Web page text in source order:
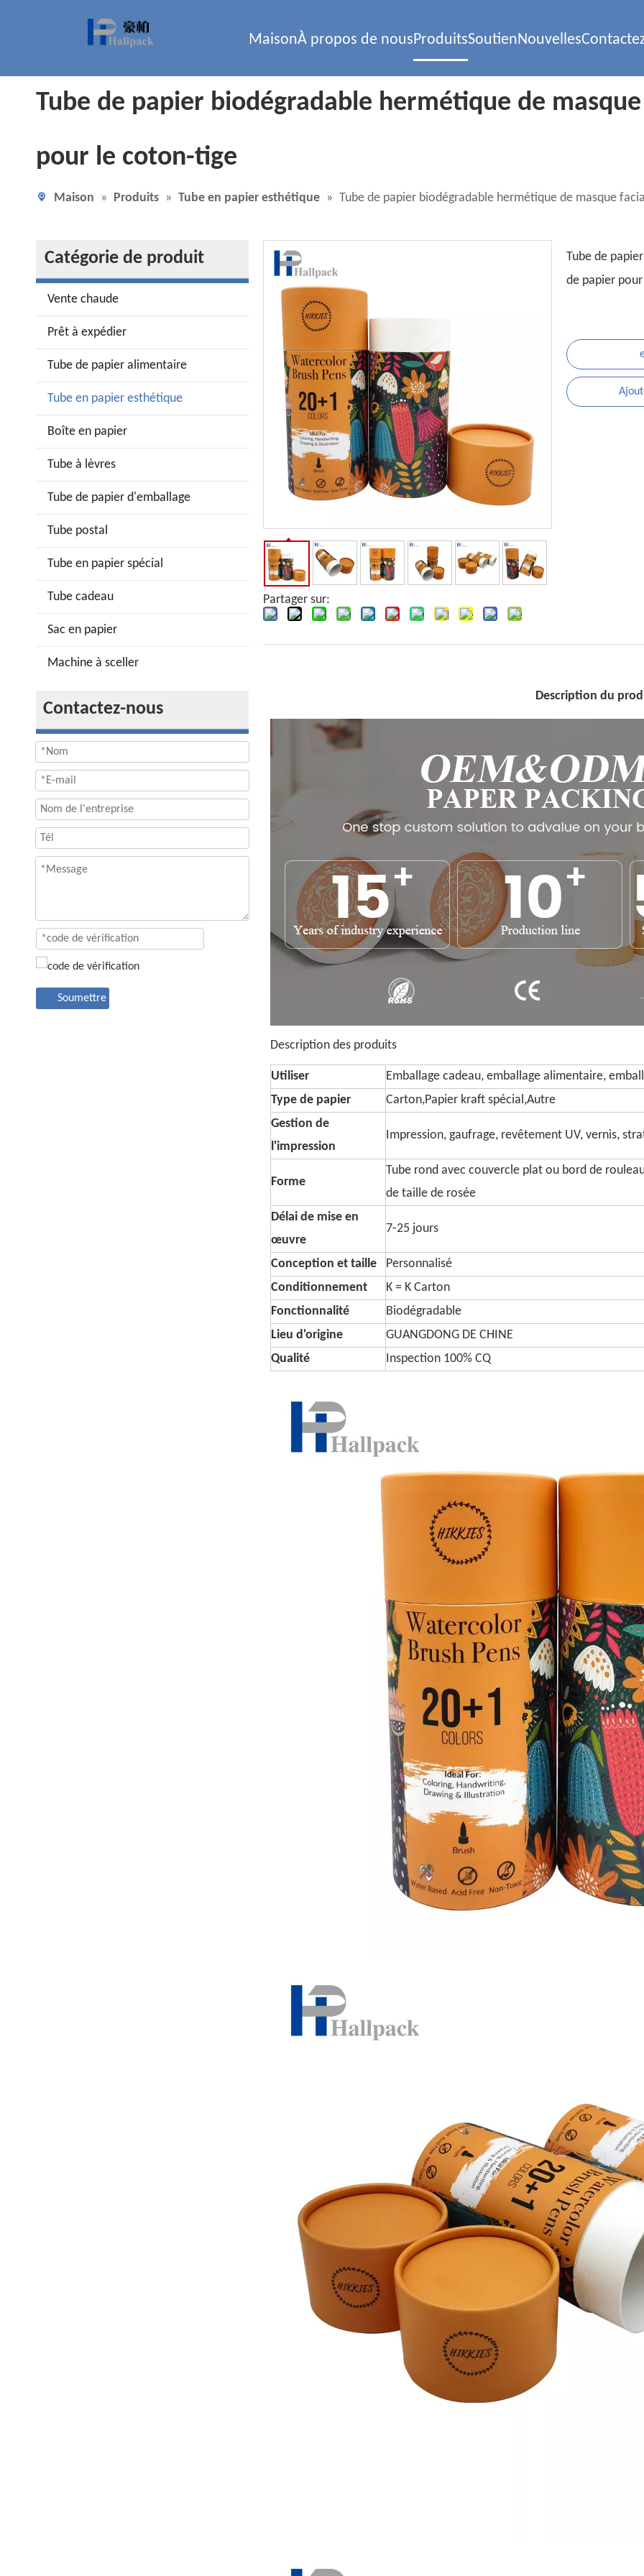
MaisonÀ propos de nousProduitsSoutienNouvelles
Tube de papier biodégradable hermétique de
pour le coton-tige
Maison » Produits » Tube en papier esthétique » Tube de papier biodégradable hermétique de masque
Catégorie de produit
Vente chaude
Prêt à expédier
Tube de papier alimentaire
Tube en papier esthétique
Boîte en papier
Tube à lèvres
Tube de papier d'emballage
Tube postal
Tube en papier spécial
Tube cadeau
Sac en papier
Machine à sceller
Contactez-nous
Soumettre
Partager sur:
Tube de
de papier
Description du
Description des produits
Utiliser
Emballage cadeau, emballage alimentaire,
Type de papier
Carton,Papier kraft spécial,Autre
Gestion de
l'impression
Impression, gaufrage, revêtement UV, vernis,
Forme
Tube rond avec couvercle plat ou bord de
de taille de rosée
Délai de mise en
œuvre
7-25 jours
Conception et taille
Personnalisé
Conditionnement
K = K Carton
Fonctionnalité
Biodégradable
Lieu d'origine
GUANGDONG DE CHINE
Qualité
Inspection 100% CQ